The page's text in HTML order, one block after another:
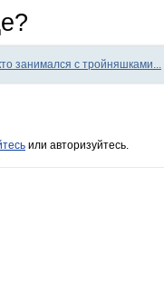
занимался с тройняшками...
или авторизуйтесь.